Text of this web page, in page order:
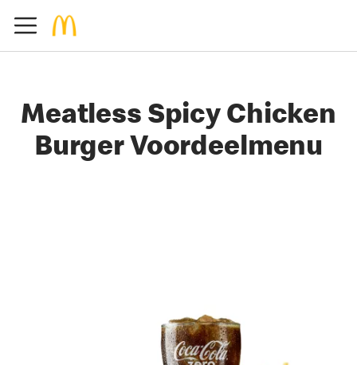
Meatless Spicy Chicken
Burger Voordeelmenu